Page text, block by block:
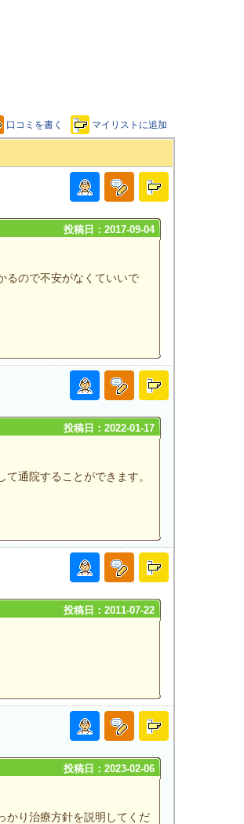
口コミを書く マイリストに追加
投稿日：2017-09-04
るので不安がなくていいで
投稿日：2022-01-17
通院することができます。
投稿日：2011-07-22
投稿日：2023-02-06
かり治療方針を説明してくだ